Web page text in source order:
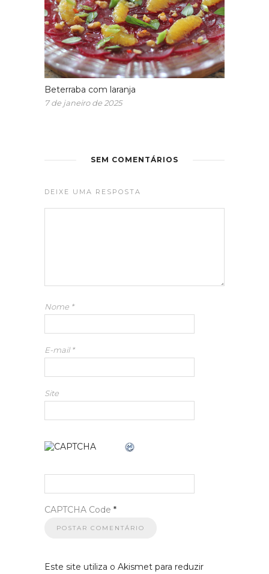
Beterraba com laranja
7 de janeiro de 2025
SEM COMENTÁRIOS
DEIXE UMA RESPOSTA
Nome *
E-mail*
Site
CAPTCHA Code *
Este site utiliza o Akismet para reduzir